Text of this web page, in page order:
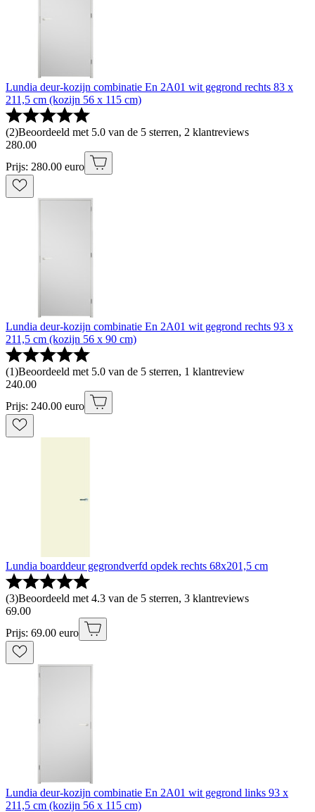
Lundia deur-kozijn combinatie En 2A01 wit gegrond rechts 83 x
211,5 cm (kozijn 56 x 115 cm)
(2)Beoordeeld met 5.0 van de 5 sterren, 2 klantreviews
280.00
Prijs: 280.00 euro
Lundia deur-kozijn combinatie En 2A01 wit gegrond rechts 93 x
211,5 cm (kozijn 56 x 90 cm)
(1)Beoordeeld met 5.0 van de 5 sterren, 1 klantreview
240.00
Prijs: 240.00 euro
Lundia boarddeur gegrondverfd opdek rechts 68x201,5 cm
(3)Beoordeeld met 4.3 van de 5 sterren, 3 klantreviews
69.00
Prijs: 69.00 euro
Lundia deur-kozijn combinatie En 2A01 wit gegrond links 93 x
211,5 cm (kozijn 56 x 115 cm)